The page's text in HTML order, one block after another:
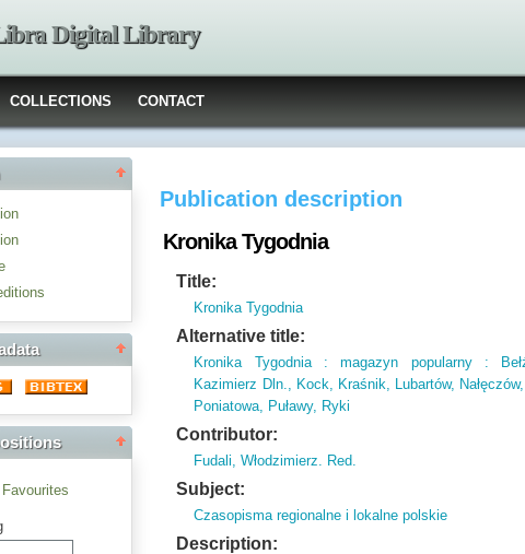
Digital Library
COLLECTIONS CONTACT
Publication description
Kronika Tygodnia
Title:
Kronika Tygodnia
Alternative title:
Kronika Tygodnia : magazyn popularny :
Kazimierz Dln., Kock, Kraśnik, Lubartów,
Poniatowa, Puławy, Ryki
Contributor:
Fudali, Włodzimierz. Red.
Subject:
Czasopisma regionalne i lokalne polskie
Description: